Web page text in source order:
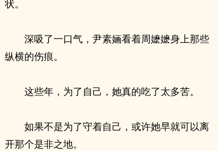
状。
深吸了一口气，尹素婳看着周嬷嬷身上那些
纵横的伤痕。
这些年，为了自己，她真的吃了太多苦。
如果不是为了守着自己，或许她早就可以离
开那个是非之地。